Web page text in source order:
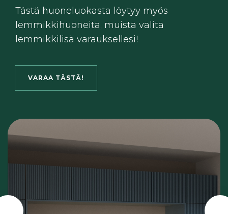
Tästä huoneluokasta löytyy myös
lemmikkihuoneita, muista valita
lemmikkilisä varauksellesi!
VARAA TÄSTÄ!